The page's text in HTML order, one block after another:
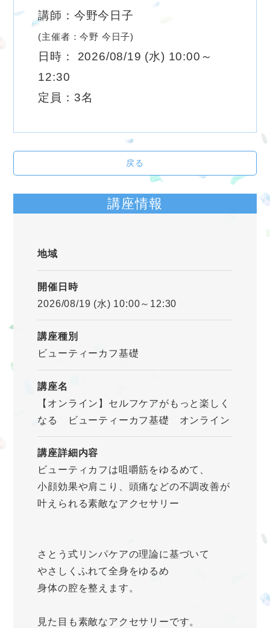
講師：今野今日子
(主催者：今野 今日子)
日時： 2026/08/19 (水) 10:00～
12:30
定員：3名
戻る
講座情報
地域
開催日時
2026/08/19 (水) 10:00～12:30
講座種別
ビューティーカフ基礎
講座名
【オンライン】セルフケアがもっと楽しく
なる ビューティーカフ基礎 オンライン
講座詳細内容
ビューティカフは咀嚼筋をゆるめて、
小顔効果や肩こり、頭痛などの不調改善が
叶えられる素敵なアクセサリー
さとう式リンパケアの理論に基づいて
やさしくふれて全身をゆるめ
身体の腔を整えます。
見た目も素敵なアクセサリーです。